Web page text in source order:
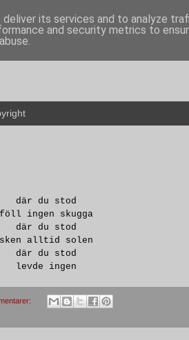
där du stod
föll ingen skugga
där du stod
sken alltid solen
där du stod
levde ingen
its services and to analyze
and security metrics to